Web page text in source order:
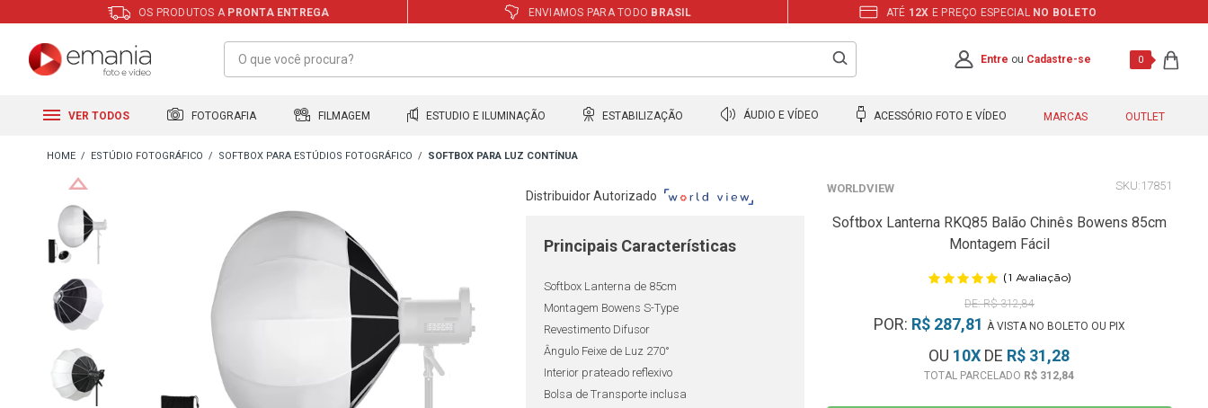
OS PRODUTOS A PRONTA ENTREGA ENVIAMOS PARA TODO BRASIL ATÉ 12X E PREÇO ESPECIAL NO BOLETO
Entre ou Cadastre-se 0
VER TODOS FOTOGRAFIA FILMAGEM ESTUDIO E ILUMINAÇÃO ESTABILIZAÇÃO ÁUDIO E VÍDEO ACESSÓRIO FOTO E VÍDEO MARCAS OUTLET
ESTÚDIO FOTOGRÁFICO SOFTBOX PARA ESTÚDIOS FOTOGRÁFICO SOFTBOX PARA LUZ CONTÍNUA
Distribuidor Autorizado
Principais Características
Softbox Lanterna de 85cm
Montagem Bowens S-Type
Revestimento Difusor
Ângulo Feixe de Luz 270°
Interior prateado reflexivo
Bolsa de Transporte inclusa
WORLDVIEW 17851
Softbox Lanterna RKQ85 Balão Chinês Bowens 85cm
Montagem Fácil
(1 Avaliação)
R$ 312,84
POR: R$ 287,81 À VISTA NO BOLETO OU PIX
OU 10X DE R$ 31,28
R$ 312,84